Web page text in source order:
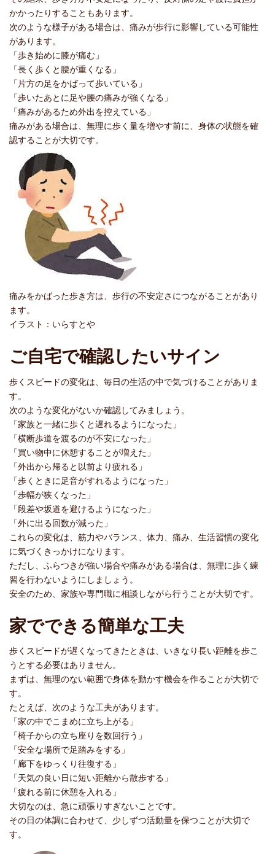
かかったりすることもあります。
次のような様子がある場合は、痛みが歩行に影響している可能性
があります。
「歩き始めに膝が痛む」
「長く歩くと腰が重くなる」
「片方の足をかばって歩いている」
「歩いたあとに足や腰の痛みが強くなる」
「痛みがあるため外出を控えている」
痛みがある場合は、無理に歩く量を増やす前に、身体の状態を確
認することが大切です。
痛みをかばった歩き方は、歩行の不安定さにつながることがあり
ます。
イラスト：いらすとや
ご自宅で確認したいサイン
歩くスピードの変化は、毎日の生活の中で気づけることがありま
す。
次のような変化がないか確認してみましょう。
「家族と一緒に歩くと遅れるようになった」
「横断歩道を渡るのが不安になった」
「買い物中に休憩することが増えた」
「外出から帰ると以前より疲れる」
「歩くときに足音がすれるようになった」
「歩幅が狭くなった」
「段差や坂道を避けるようになった」
「外に出る回数が減った」
これらの変化は、筋力やバランス、体力、痛み、生活習慣の変化
に気づくきっかけになります。
ただし、ふらつきが強い場合や痛みがある場合は、無理に歩く練
習を行わないようにしましょう。
安全のため、家族や専門職に相談しながら行うことが大切です。
家でできる簡単な工夫
歩くスピードが遅くなってきたときは、いきなり長い距離を歩こ
うとする必要はありません。
まずは、無理のない範囲で身体を動かす機会を作ることが大切で
す。
たとえば、次のような工夫があります。
「家の中でこまめに立ち上がる」
「椅子からの立ち座りを数回行う」
「安全な場所で足踏みをする」
「廊下をゆっくり往復する」
「天気の良い日に短い距離から散歩する」
「疲れる前に休憩を入れる」
大切なのは、急に頑張りすぎないことです。
その日の体調に合わせて、少しずつ活動量を保つことが大切で
す。